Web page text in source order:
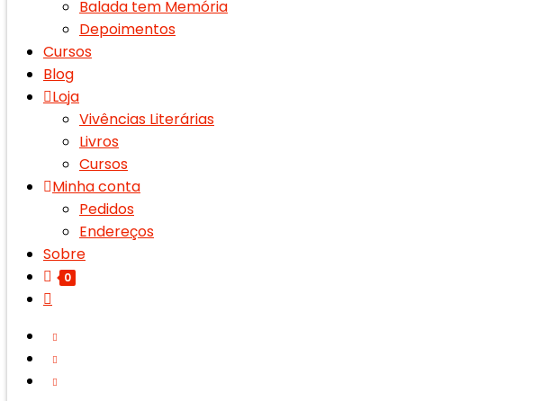
Balada tem Memória
Depoimentos
Cursos
Blog
Loja
Vivências Literárias
Livros
Cursos
Minha conta
Pedidos
Endereços
Sobre
0